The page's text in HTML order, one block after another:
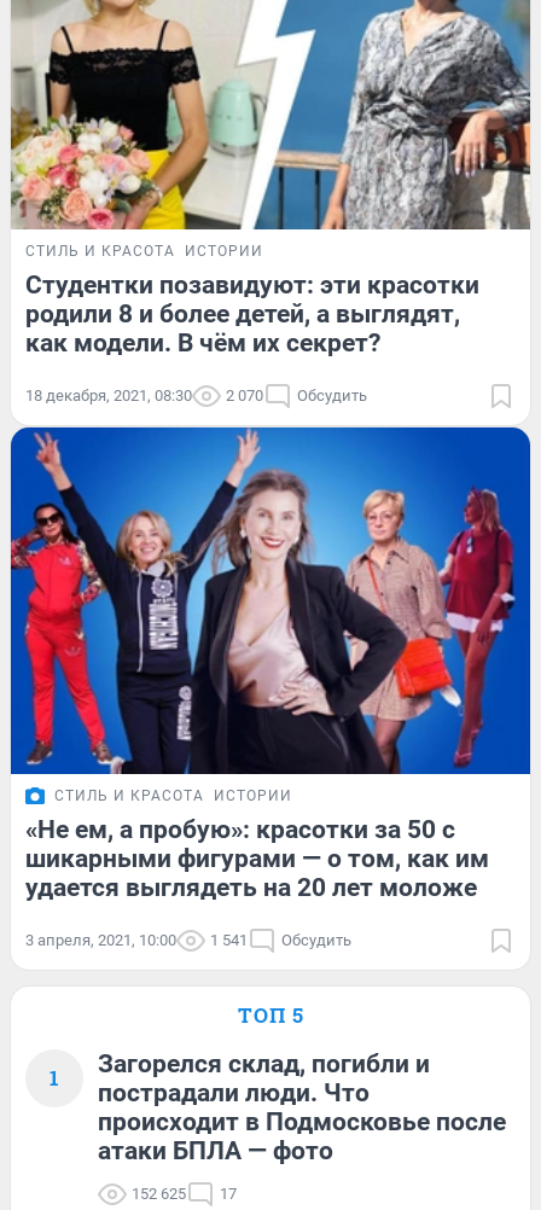
СТИЛЬ И КРАСОТА ИСТОРИИ
Студентки позавидуют: эти красотки
родили 8 и более детей, а выглядят,
как модели. В чём их секрет?
18 декабря, 2021, 08:30 2 070 Обсудить
СТИЛЬ И КРАСОТА ИСТОРИИ
«Не ем, а пробую»: красотки за 50 с
шикарными фигурами — о том, как им
удается выглядеть на 20 лет моложе
3 апреля, 2021, 10:00 1 541 Обсудить
ТОП 5
1
Загорелся склад, погибли и
пострадали люди. Что
происходит в Подмосковье после
атаки БПЛА — фото
152 625 17